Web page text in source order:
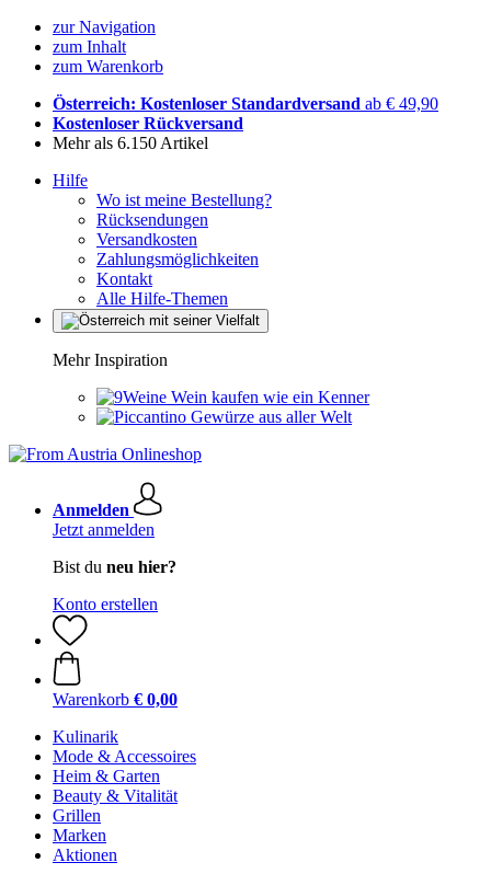
zur Navigation
zum Inhalt
zum Warenkorb
Österreich: Kostenloser Standardversand ab € 49,90
Kostenloser Rückversand
Mehr als 6.150 Artikel
Hilfe
Wo ist meine Bestellung?
Rücksendungen
Versandkosten
Zahlungsmöglichkeiten
Kontakt
Alle Hilfe-Themen
Mehr Inspiration
Wein kaufen wie ein Kenner
Gewürze aus aller Welt
Anmelden
Jetzt anmelden
Bist du neu hier?
Konto erstellen
Warenkorb € 0,00
Kulinarik
Mode & Accessoires
Heim & Garten
Beauty & Vitalität
Grillen
Marken
Aktionen